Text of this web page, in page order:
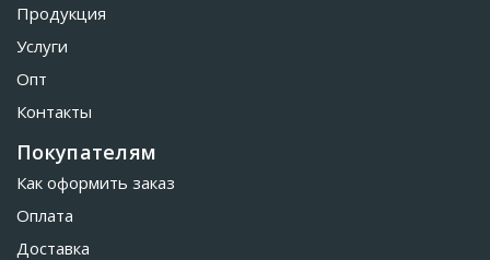
Продукция
Услуги
Опт
Контакты
Покупателям
Как оформить заказ
Оплата
Доставка